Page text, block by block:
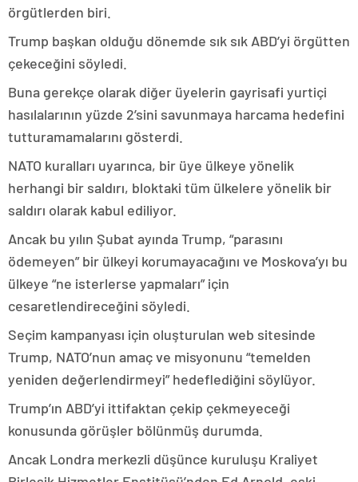
örgütlerden biri.
Trump başkan olduğu dönemde sık sık ABD’yi örgütten
çekeceğini söyledi.
Buna gerekçe olarak diğer üyelerin gayrisafi yurtiçi
hasılalarının yüzde 2’sini savunmaya harcama hedefini
tutturamamalarını gösterdi.
NATO kuralları uyarınca, bir üye ülkeye yönelik
herhangi bir saldırı, bloktaki tüm ülkelere yönelik bir
saldırı olarak kabul ediliyor.
Ancak bu yılın Şubat ayında Trump, “parasını
ödemeyen” bir ülkeyi korumayacağını ve Moskova’yı bu
ülkeye “ne isterlerse yapmaları” için
cesaretlendireceğini söyledi.
Seçim kampanyası için oluşturulan web sitesinde
Trump, NATO’nun amaç ve misyonunu “temelden
yeniden değerlendirmeyi” hedeflediğini söylüyor.
Trump’ın ABD’yi ittifaktan çekip çekmeyeceği
konusunda görüşler bölünmüş durumda.
Ancak Londra merkezli düşünce kuruluşu Kraliyet